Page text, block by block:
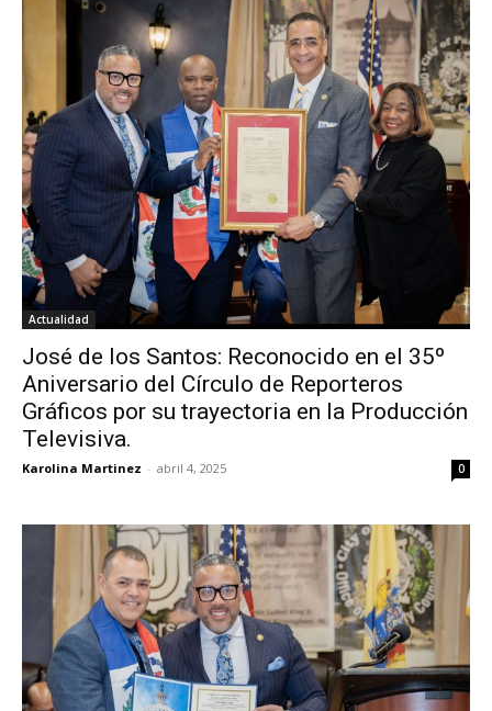
Actualidad
José de los Santos: Reconocido en el 35º
Aniversario del Círculo de Reporteros
Gráficos por su trayectoria en la Producción
Televisiva.
Karolina Martinez - abril 4, 2025 0